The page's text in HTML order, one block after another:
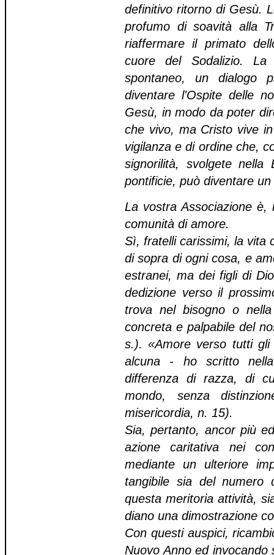
definitivo ritorno di Gesù.
profumo di soavità alla
riaffermare il primato
cuore del Sodalizio.
spontaneo, un dialogo
diventare l'Ospite delle
Gesù, in modo da poter
che vivo, ma Cristo vive
vigilanza e di ordine che,
signorilità, svolgete nella
pontificie, può diventare
La vostra Associazione
comunità di amore.
Sì, fratelli carissimi, la vita
di sopra di ogni cosa, e
estranei, ma dei figli di
dedizione verso il
trova nel bisogno o
concreta e palpabile del
s.). «Amore verso tutti gli
alcuna - ho scritto
differenza di razza, di
mondo, senza
misericordia, n. 15).
Sia, pertanto, ancor più
azione caritativa nei
mediante un ulteriore
tangibile sia del numero
questa meritoria attività,
diano una dimostrazione
Con questi auspici,
Nuovo Anno ed